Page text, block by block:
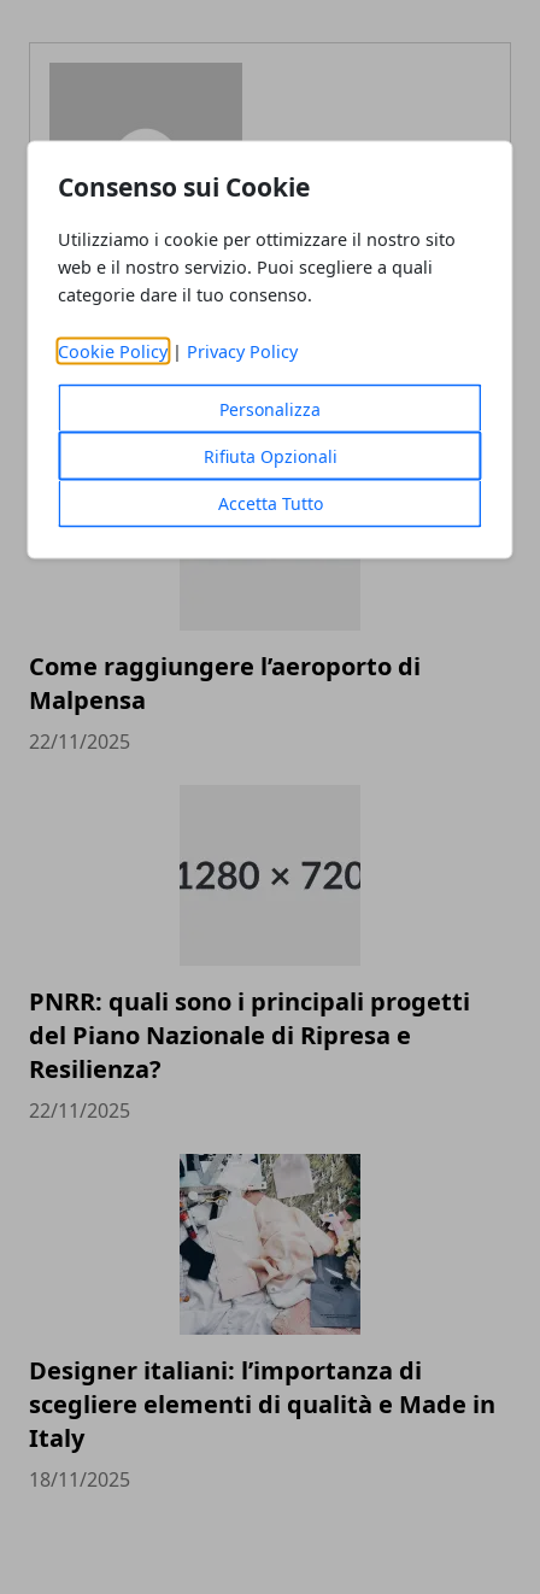
Consenso sui Cookie
Utilizziamo i cookie per ottimizzare il nostro sito
web e il nostro servizio. Puoi scegliere a quali
categorie dare il tuo consenso.
Cookie Policy | Privacy Policy
Personalizza
Rifiuta Opzionali
Accetta Tutto
Redazione
Come raggiungere l’aeroporto di
Malpensa
22/11/2025
PNRR: quali sono i principali progetti
del Piano Nazionale di Ripresa e
Resilienza?
22/11/2025
Designer italiani: l’importanza di
scegliere elementi di qualità e Made in
Italy
18/11/2025